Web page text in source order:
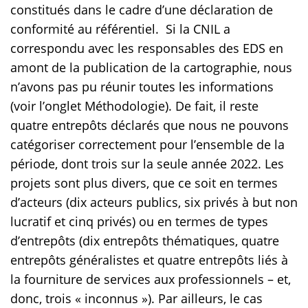
constitués dans le cadre d’une déclaration de
conformité au référentiel. Si la CNIL a
correspondu avec les responsables des EDS en
amont de la publication de la cartographie, nous
n’avons pas pu réunir toutes les informations
(voir l’onglet Méthodologie). De fait, il reste
quatre entrepôts déclarés que nous ne pouvons
catégoriser correctement pour l’ensemble de la
période, dont trois sur la seule année 2022. Les
projets sont plus divers, que ce soit en termes
d’acteurs (dix acteurs publics, six privés à but non
lucratif et cinq privés) ou en termes de types
d’entrepôts (dix entrepôts thématiques, quatre
entrepôts généralistes et quatre entrepôts liés à
la fourniture de services aux professionnels – et,
donc, trois « inconnus »). Par ailleurs, le cas